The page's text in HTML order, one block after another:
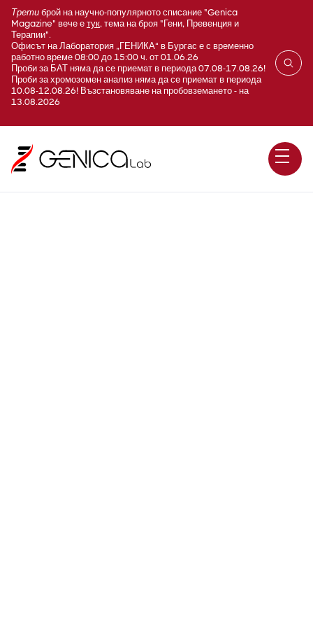
Трети брой на научно-популярното списание "Genica
Magazine" вече е тук, тема на броя "Гени, Превенция и
Терапии".
Офисът на Лаборатория „ГЕНИКА“ в Бургас е с временно
работно време 08:00 до 15:00 ч. от 01.06.26
Проби за БАТ няма да се приемат в периода 07.08-17.08.26!
Проби за хромозомен анализ няма да се приемат в периода
10.08-12.08.26! Възстановяване на пробовземането - на
13.08.2026